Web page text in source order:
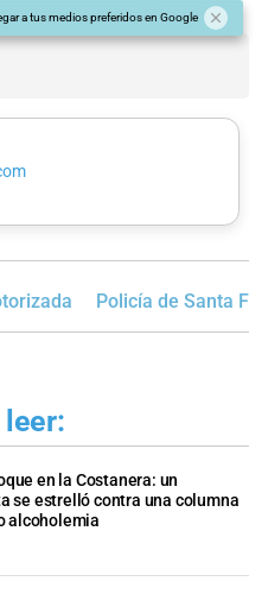
a tus medios preferidos en Google
Policía de Santa Fe
leer:
en la Costanera: un
se estrelló contra una columna
alcoholemia